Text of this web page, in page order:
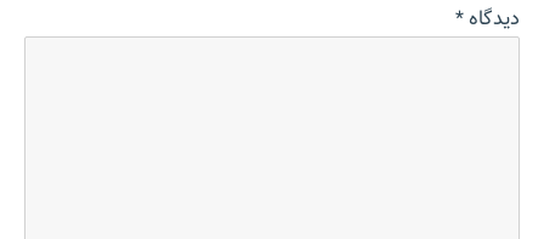
دیدگاه*